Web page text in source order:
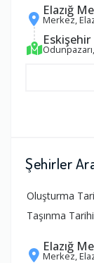
Elazığ
Merkez,
Şehirler
Oluşturma
Taşınma Tarihi
Elazığ
Merkez,